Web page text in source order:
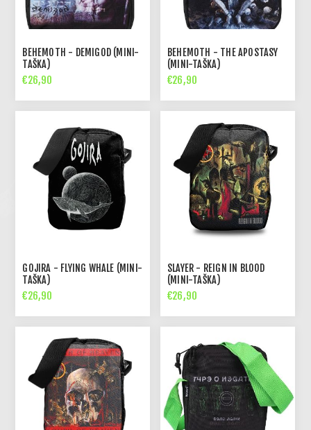
BEHEMOTH - DEMIGOD (MINI-
TAŠKA)
€26,90
BEHEMOTH - THE APOSTASY
(MINI-TAŠKA)
€26,90
GOJIRA - FLYING WHALE (MINI-
TAŠKA)
€26,90
SLAYER - REIGN IN BLOOD
(MINI-TAŠKA)
€26,90